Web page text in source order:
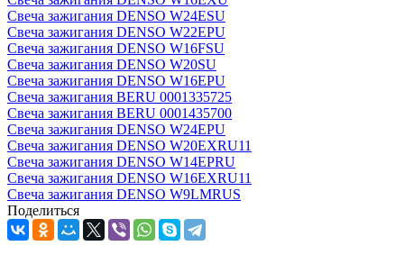
Свеча зажигания DENSO W24ESU
Свеча зажигания DENSO W22EPU
Свеча зажигания DENSO W16FSU
Свеча зажигания DENSO W20SU
Свеча зажигания DENSO W16EPU
Свеча зажигания BERU 0001335725
Свеча зажигания BERU 0001435700
Свеча зажигания DENSO W24EPU
Свеча зажигания DENSO W20EXRU11
Свеча зажигания DENSO W14EPRU
Свеча зажигания DENSO W16EXRU11
Свеча зажигания DENSO W9LMRUS
Поделиться